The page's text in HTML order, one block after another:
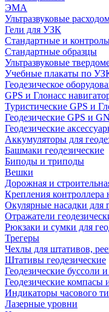
ЭМА
Ультразвуковые
Гели для УЗК
Стандартные и
Стандартные образцы
Ультразвуковые
Учебные плакаты по
Геодезическое
GPS и Глонасс
Туристические GPS и
Геодезические GPS и
Геодезические
Аккумуляторы для
Башмаки геодезические
Биподы и триподы
Вешки
Дорожная и
Крепления контроллера
Окулярные насадки для
Отражатели
Рюкзаки и сумки для
Трегеры
Чехлы для штативов,
Штативы геодезические
Геодезические буссоли
Геодезические компасы
Индикаторы часового
Лазерные уровни